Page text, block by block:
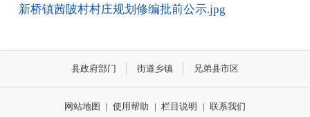
新桥镇茜陂村村庄规划修编批前公示.jpg
县政府部门 街道乡镇 兄弟县市区
网站地图 | 使用帮助 | 栏目说明 | 联系我们